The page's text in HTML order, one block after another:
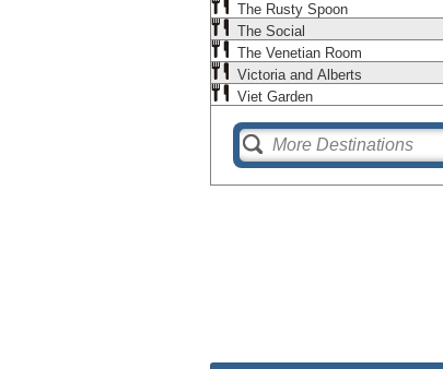
The Rusty Spoon
The Social
The Venetian Room
Victoria and Alberts
Viet Garden